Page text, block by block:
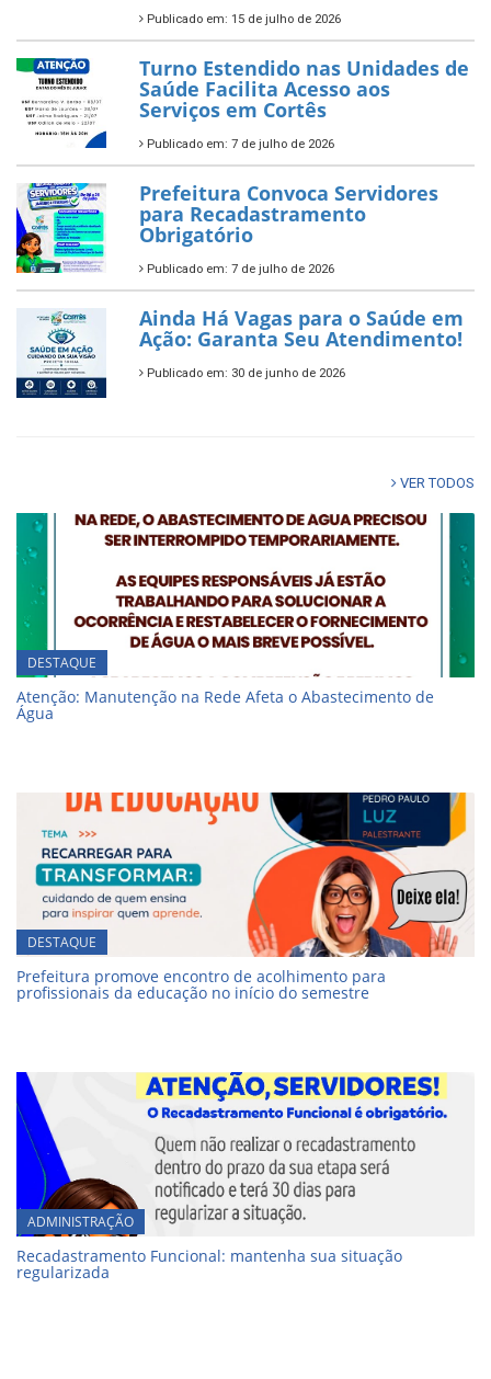
Publicado em: 15 de julho de 2026
Turno Estendido nas Unidades de
Saúde Facilita Acesso aos
Serviços em Cortês
Publicado em: 7 de julho de 2026
Prefeitura Convoca Servidores
para Recadastramento
Obrigatório
Publicado em: 7 de julho de 2026
Ainda Há Vagas para o Saúde em
Ação: Garanta Seu Atendimento!
Publicado em: 30 de junho de 2026
VER TODOS
DESTAQUE
Atenção: Manutenção na Rede Afeta o Abastecimento de
Água
DESTAQUE
Prefeitura promove encontro de acolhimento para
profissionais da educação no início do semestre
ADMINISTRAÇÃO
Recadastramento Funcional: mantenha sua situação
regularizada